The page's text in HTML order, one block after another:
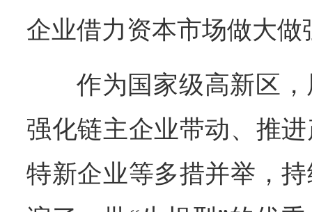
企业借力资本市场做大做
作为国家级高新区
强化链主企业带动、推
特新企业等多措并举，